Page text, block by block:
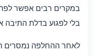
במקרים רבים אפשר
בלי לפגוע בדלת התיבה
לאחר ההחלפה נמסרים